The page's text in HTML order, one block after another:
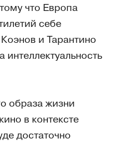
что Европа
себе
и Тарантино
образа жизни
в контексте
достаточно